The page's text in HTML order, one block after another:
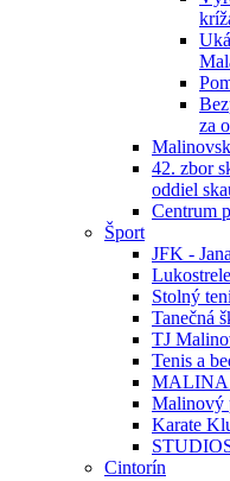
za
42. zbor
oddiel
Centrum
Šport
JFK -
Stolný
Tanečná
TJ
Tenis a
MALINA
Malinový
Karate
Cintorín